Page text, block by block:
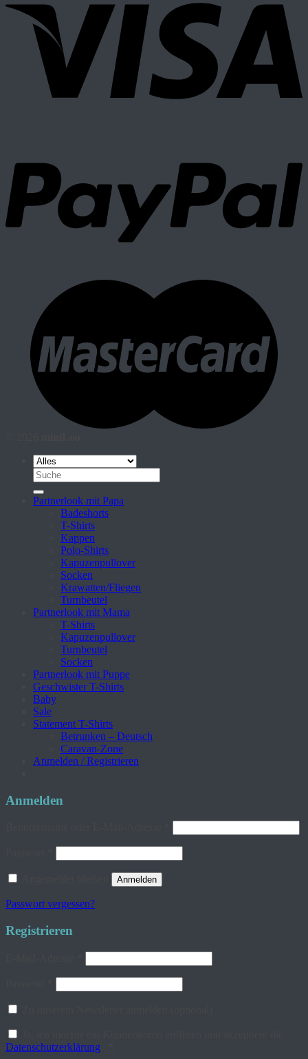
Suche
nach:
Partnerlook mit Papa
Badeshorts
T-Shirts
Kappen
Polo-Shirts
Kapuzenpullover
Socken
Krawatten/Fliegen
Turnbeutel
Partnerlook mit Mama
T-Shirts
Kapuzenpullover
Turnbeutel
Socken
Partnerlook mit Puppe
Geschwister T-Shirts
Baby
Sale
Statement T-Shirts
Betrunken – Deutsch
Caravan-Zone
Anmelden / Registrieren
Anmelden
Anmelden
Passwort vergessen?
Registrieren
Datenschutzerklärung